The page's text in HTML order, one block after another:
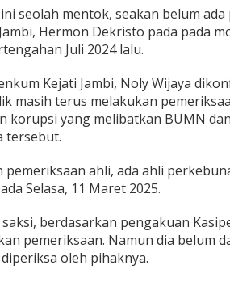
N
I
M
a
i
h
T
e
r
s
D
s
l
i
seolah mentok, seakan belum
Hermon Dekristo pada pada
Juli 2024 lalu.
Kejati Jambi, Noly Wijaya
masih terus melakukan
korupsi yang melibatkan BUMN
tersebut.
pemeriksaan ahli, ada ahli
Selasa, 11 Maret 2025.
berdasarkan pengakuan
pemeriksaan. Namun dia belum
oleh pihaknya.